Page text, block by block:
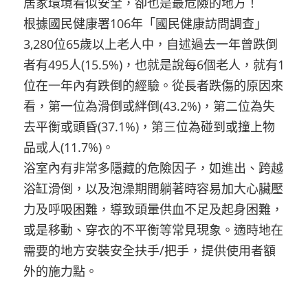
根據國民健康署106年「國民健康訪問調查」
3,280位65歲以上老人中，自述過去一年曾跌倒
者有495人(15.5%)，也就是說每6個老人，就有1
位在一年內有跌倒的經驗。從長者跌傷的原因來
看，第一位為滑倒或絆倒(43.2%)，第二位為失
去平衡或頭昏(37.1%)，第三位為碰到或撞上物
品或人(11.7%)。
浴室內有非常多隱藏的危險因子，如進出、跨越
浴缸滑倒，以及泡澡期間躺著時容易加大心臟壓
力及呼吸困難，導致頭暈供血不足及起身困難，
或是移動、穿衣的不平衡等常見現象。適時地在
需要的地方安裝安全扶手/把手，提供使用者額
外的施力點。